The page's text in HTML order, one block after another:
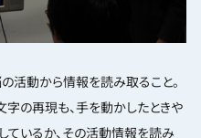
活動から情報を読み取ること。
字の再現も、手を動かしたときや
ているか、その活動情報を読み